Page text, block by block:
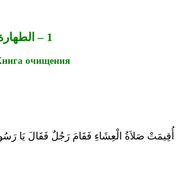
1 – الطهارة
очищения
صَلاَةُ الْعِشَاءِ فَقَامَ رَجُلٌ فَقَالَ يَا